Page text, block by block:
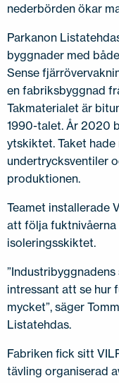
nederbörden ökar
Parkanon
byggnader med
Sense
en fabriksbyggnad
Takmaterialet är
1990-talet. År 2020
ytskiktet. Taket
undertrycksventiler
produktionen.
Teamet installerade
att följa
isoleringsskiktet.
intressant att se hur
mycket”, säger
Listatehdas.
Fabriken fick sitt
tävling organiserad